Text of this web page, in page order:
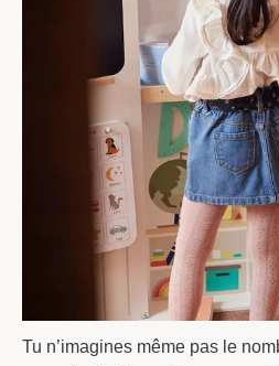
Tu n’imagines même pas le